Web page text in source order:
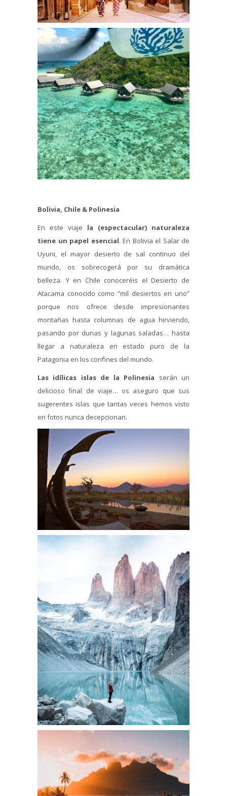
Bolivia, Chile & Polinesia
En este viaje la (espectacular) naturaleza
tiene un papel esencial. En Bolivia el Salar de
Uyuni, el mayor desierto de sal continuo del
mundo, os sobrecogerá por su dramática
belleza. Y en Chile conoceréis el Desierto de
Atacama conocido como “mil desiertos en uno”
porque nos ofrece desde impresionantes
montañas hasta columnas de agua hirviendo,
pasando por dunas y lagunas saladas… hasta
llegar a naturaleza en estado puro de la
Patagonia en los confines del mundo.
Las idílicas islas de la Polinesia serán un
delicioso final de viaje… os aseguro que sus
sugerentes islas que tantas veces hemos visto
en fotos nunca decepcionan.